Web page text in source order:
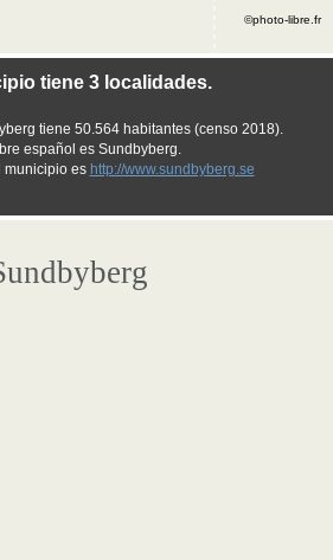
tiene 3 localidades.
tiene 50.564 habitantes (censo 2018).
español es Sundbyberg.
municipio es http://www.sundbyberg.se
©photo-libre.fr